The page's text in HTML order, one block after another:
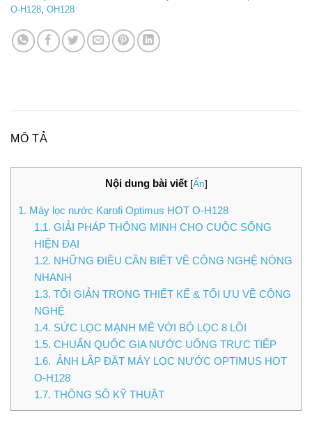
O-H128, OH128
MÔ TẢ
Nội dung bài viết [Ẩn]
1. Máy lọc nước Karofi Optimus HOT O-H128
1.1. GIẢI PHÁP THÔNG MINH CHO CUỘC SỐNG
HIỆN ĐẠI
1.2. NHỮNG ĐIỀU CẦN BIẾT VỀ CÔNG NGHỆ NÓNG
NHANH
1.3. TỐI GIẢN TRONG THIẾT KẾ & TỐI ƯU VỀ CÔNG
NGHỆ
1.4. SỨC LỌC MẠNH MẼ VỚI BỘ LỌC 8 LÕI
1.5. CHUẨN QUỐC GIA NƯỚC UỐNG TRỰC TIẾP
1.6. ẢNH LẮP ĐẶT MÁY LỌC NƯỚC OPTIMUS HOT
O-H128
1.7. THÔNG SỐ KỸ THUẬT